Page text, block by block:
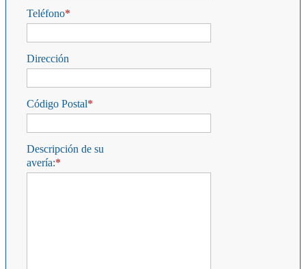
Teléfono
Dirección
Código Postal
Descripción de su
avería: